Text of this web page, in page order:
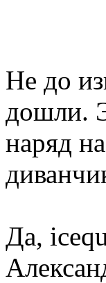
Не до
дошли.
наряд
Да,